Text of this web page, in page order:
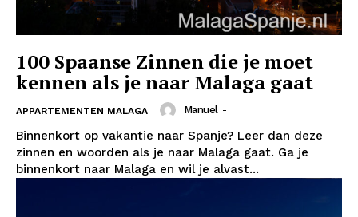
100 Spaanse Zinnen die je moet
kennen als je naar Malaga gaat
APPARTEMENTEN MALAGA Manuel -
Binnenkort op vakantie naar Spanje? Leer dan deze
zinnen en woorden als je naar Malaga gaat. Ga je
binnenkort naar Malaga en wil je alvast...